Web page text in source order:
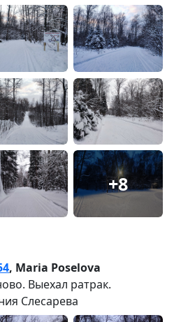
+8
, Maria Poselova
Выехал ратрак.
Слесарева